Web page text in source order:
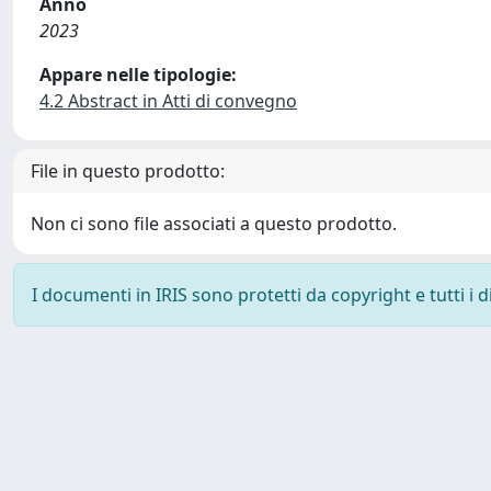
2023
Appare nelle tipologie:
4.2 Abstract in Atti di convegno
File in questo prodotto:
Non ci sono file associati a questo prodotto.
I documenti in IRIS sono protetti da copyright e tutti i